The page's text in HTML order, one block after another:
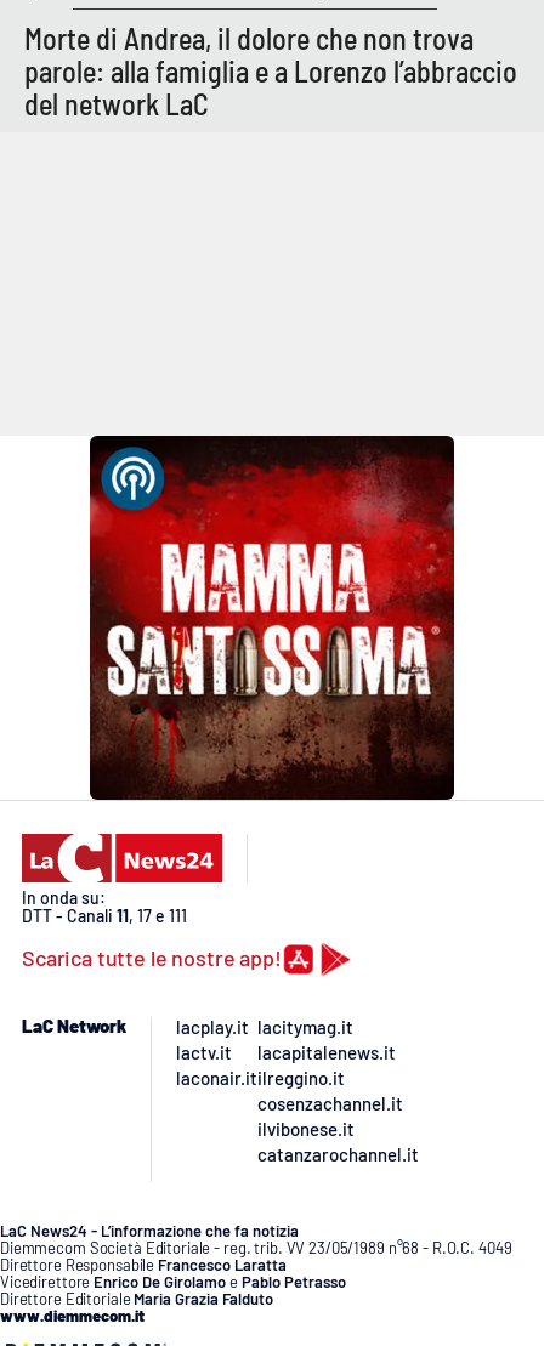
Morte di Andrea, il dolore che non trova
parole: alla famiglia e a Lorenzo l’abbraccio
del network LaC
In onda su:
DTT - Canali 11, 17 e 111
Scarica tutte le nostre app!
LaC Network
lacplay.it
lactv.it
laconair.it
lacitymag.it
lacapitalenews.it
ilreggino.it
cosenzachannel.it
ilvibonese.it
catanzarochannel.it
LaC News24 - L’informazione che fa notizia
Diemmecom Società Editoriale - reg. trib. VV 23/05/1989 n°68 - R.O.C. 4049
Direttore Responsabile Francesco Laratta
Vicedirettore Enrico De GirolamoePablo Petrasso
Direttore Editoriale Maria Grazia Falduto
www.diemmecom.it